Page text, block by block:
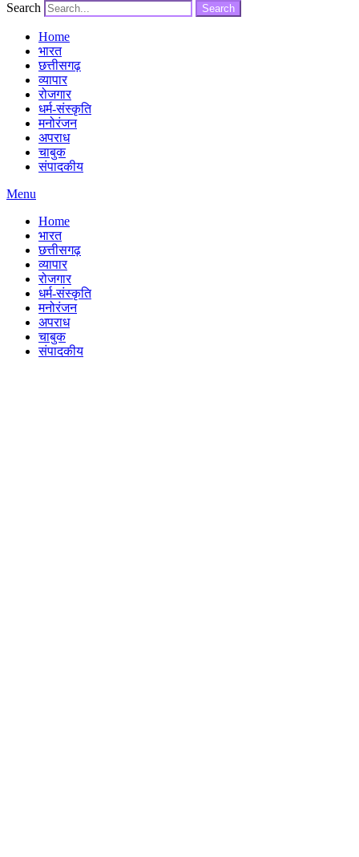
Search Search
Home
भारत
छत्तीसगढ़
व्यापार
रोजगार
धर्म-संस्कृति
मनोरंजन
अपराध
चाबुक
संपादकीय
Menu
Home
भारत
छत्तीसगढ़
व्यापार
रोजगार
धर्म-संस्कृति
मनोरंजन
अपराध
चाबुक
संपादकीय